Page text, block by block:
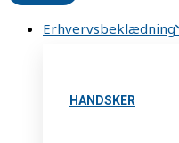
Erhvervsbeklædning
HANDSKER